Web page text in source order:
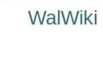
WalWiki